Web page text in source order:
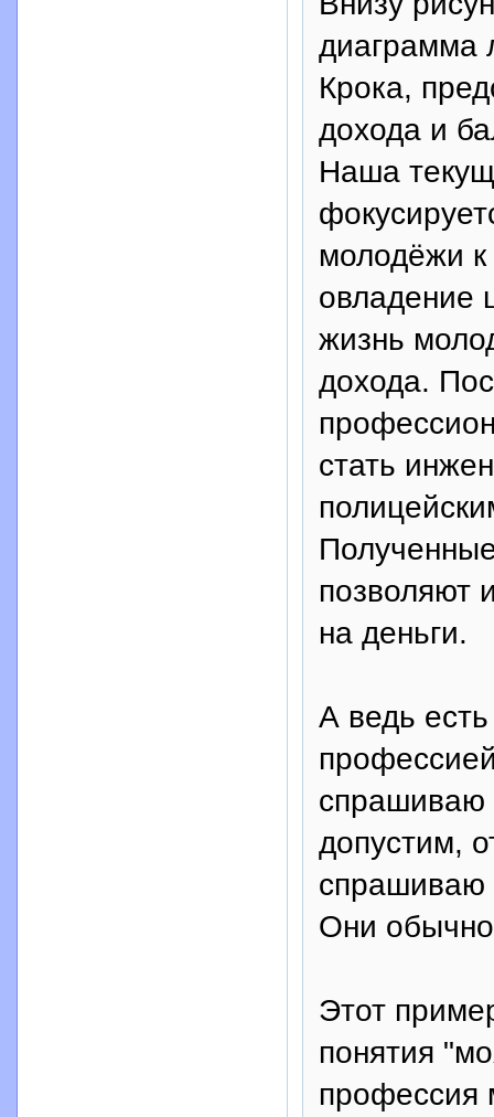
диаграмма
Крока,
дохода и
Наша
молодёжи
овладение
жизнь
дохода.
стать
позволяют
на деньги.
А ведь
спрашиваю
допустим,
спрашиваю
Они
Этот
понятия
профессия